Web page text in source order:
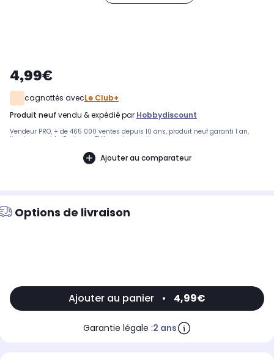
4,99€
cagnottés avecLe Club+
produit neuf vendu & expédié par Hobbydiscount
Vendeur PRO, + de 465 000 ventes depuis 10 ans, produit neuf garanti 1 an,
livraison rapide. Facture + TVA sur demande...
Ajouter au comparateur
Options de livraison
Ajouter au panier • 4,99€
Garantie légale :2 ans